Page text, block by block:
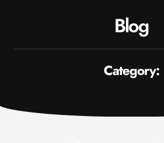
Blog
Category: